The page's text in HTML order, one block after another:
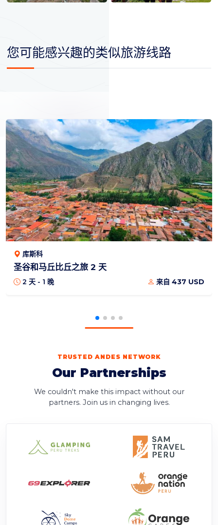
您可能感兴趣的类似旅游线路
库斯科
圣谷和马丘比丘之旅 2 天
2 天 - 1 晚 来自 437 USD
TRUSTED ANDES NETWORK
Our Partnerships
We couldn't make this impact without our
partners. Join us in changing lives.